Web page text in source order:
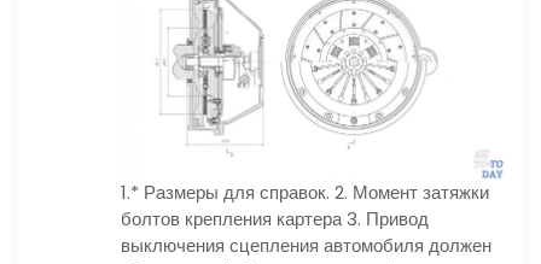
1.* Размеры для справок. 2. Момент затяжки
болтов крепления картера 3. Привод
выключения сцепления автомобиля должен